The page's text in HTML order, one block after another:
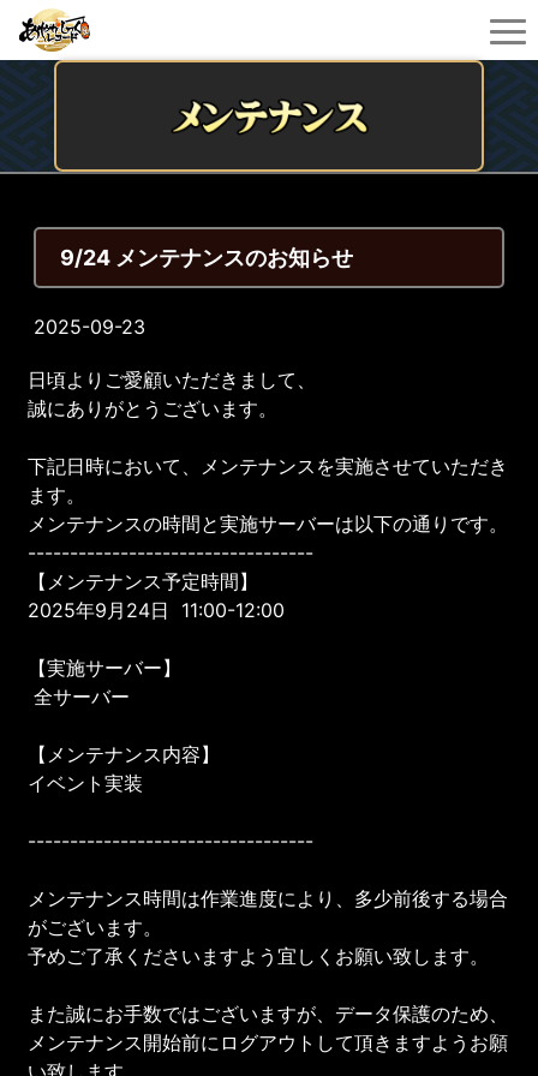
9/24 メンテナンスのお知らせ
2025-09-23
日頃よりご愛顧いただきまして、
誠にありがとうございます。
下記日時において、メンテナンスを実施させていただき
ます。
メンテナンスの時間と実施サーバーは以下の通りです。
----------------------------------
【メンテナンス予定時間】
2025年9月24日 11:00-12:00
【実施サーバー】
全サーバー
【メンテナンス内容】
イベント実装
----------------------------------
メンテナンス時間は作業進度により、多少前後する場合
がございます。
予めご了承くださいますよう宜しくお願い致します。
また誠にお手数ではございますが、データ保護のため、
メンテナンス開始前にログアウトして頂きますようお願
い致します。